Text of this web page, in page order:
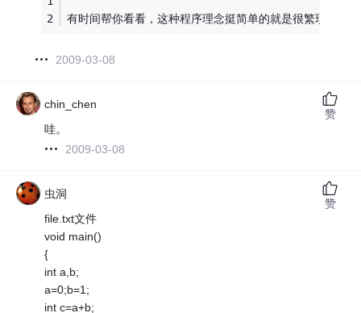
有时间帮你看看，这种程序理念挺简单的就是很繁琐
2009-03-08
chin_chen
哇。
2009-03-08
赞
虫洞
file.txt文件
void main()
{
int a,b;
a=0;b=1;
int c=a+b;
赞